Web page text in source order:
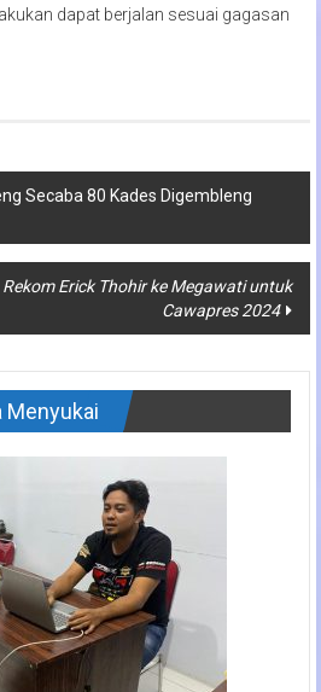
dapat berjalan sesuai gagasan
Secaba 80 Kades Digembleng
Erick Thohir ke Megawati untuk
Cawapres 2024
Menyukai